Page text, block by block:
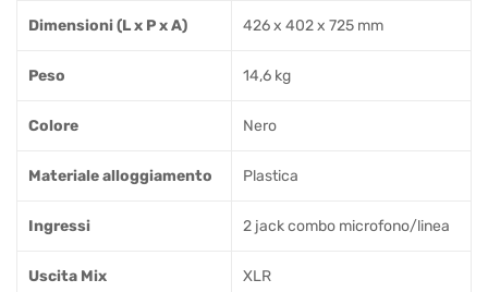
Dimensioni (L x P x A) 426 x 402 x 725 mm
Peso 14,6 kg
Colore Nero
Materiale alloggiamento Plastica
Ingressi 2 jack combo microfono/linea
Uscita Mix XLR